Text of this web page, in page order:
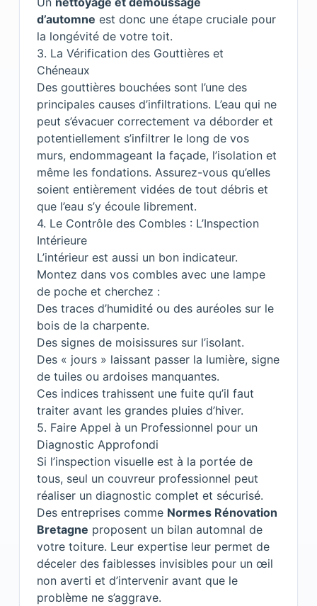
d’automne est donc une étape cruciale pour
la longévité de votre toit.
3. La Vérification des Gouttières et
Chéneaux
Des gouttières bouchées sont l’une des
principales causes d’infiltrations. L’eau qui ne
peut s’évacuer correctement va déborder et
potentiellement s’infiltrer le long de vos
murs, endommageant la façade, l’isolation et
même les fondations. Assurez-vous qu’elles
soient entièrement vidées de tout débris et
que l’eau s’y écoule librement.
4. Le Contrôle des Combles : L’Inspection
Intérieure
L’intérieur est aussi un bon indicateur.
Montez dans vos combles avec une lampe
de poche et cherchez :
Des traces d’humidité ou des auréoles sur le
bois de la charpente.
Des signes de moisissures sur l’isolant.
Des « jours » laissant passer la lumière, signe
de tuiles ou ardoises manquantes.
Ces indices trahissent une fuite qu’il faut
traiter avant les grandes pluies d’hiver.
5. Faire Appel à un Professionnel pour un
Diagnostic Approfondi
Si l’inspection visuelle est à la portée de
tous, seul un couvreur professionnel peut
réaliser un diagnostic complet et sécurisé.
Des entreprises comme Normes Rénovation
Bretagne proposent un bilan automnal de
votre toiture. Leur expertise leur permet de
déceler des faiblesses invisibles pour un œil
non averti et d’intervenir avant que le
problème ne s’aggrave.